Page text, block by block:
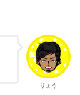
りょう